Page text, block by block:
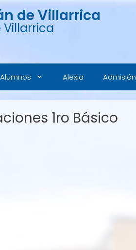
de Villarrica
Villarrica
Alumnos Alexia Admisión
1ro Básico